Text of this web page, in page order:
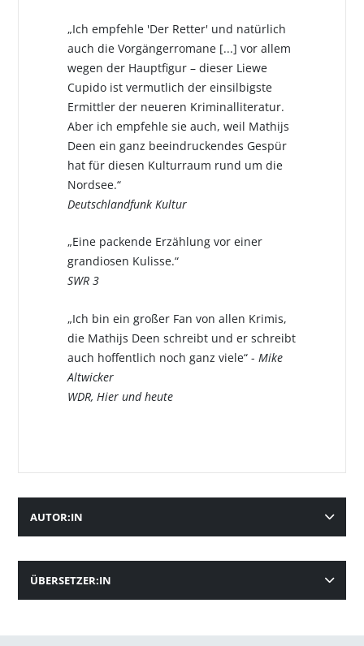
„Ich empfehle 'Der Retter' und natürlich
auch die Vorgängerromane [...] vor allem
wegen der Hauptfigur – dieser Liewe
Cupido ist vermutlich der einsilbigste
Ermittler der neueren Kriminalliteratur.
Aber ich empfehle sie auch, weil Mathijs
Deen ein ganz beeindruckendes Gespür
hat für diesen Kulturraum rund um die
Nordsee.“
Deutschlandfunk Kultur
„Eine packende Erzählung vor einer
grandiosen Kulisse.“
SWR 3
„Ich bin ein großer Fan von allen Krimis,
die Mathijs Deen schreibt und er schreibt
auch hoffentlich noch ganz viele“ - Mike
Altwicker
WDR, Hier und heute
AUTOR:IN
ÜBERSETZER:IN